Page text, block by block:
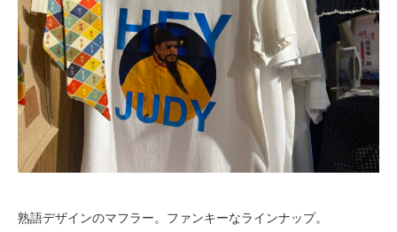
熟語デザインのマフラー。ファンキーなラインナップ。